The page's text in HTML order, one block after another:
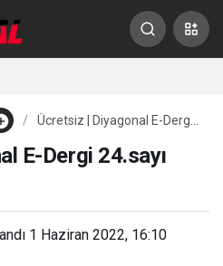
Ücretsiz | Diyagonal E-Dergi
E-Dergi 24.sayı
1 Haziran 2022, 16:10
0 Paylaş